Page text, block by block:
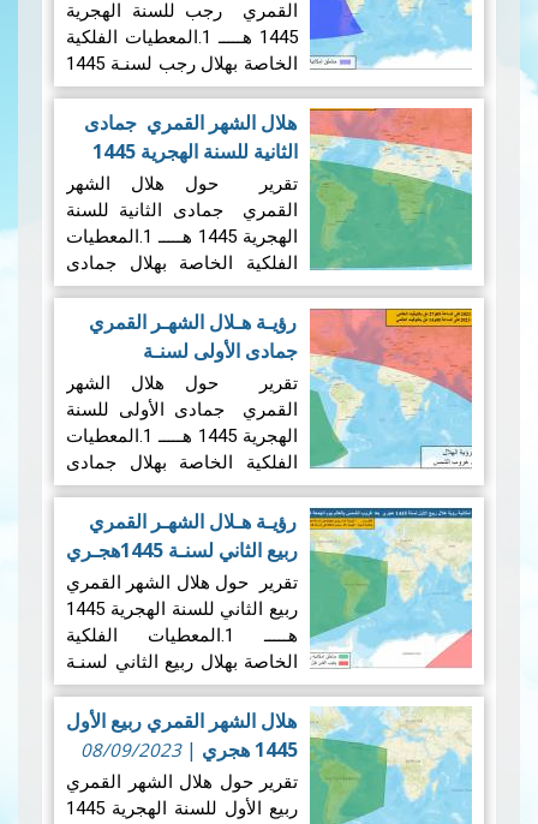
القمري رجب للسنة الهجرية
1445 هـــــ 1.المعطيات الفلكية
الخاصة بهلال رجب لسنـة 1445
هجـري 1.1 ​1الإقتران المركزي:
يحدث الاقتران المركزي بين
الشمس والقمر، وفق
الحسابات الفلكية، يوم الخميس
11 جانفي 2024 على…
قراءة
المزيد
هلال الشهر القمري جمادى
الثانية للسنة الهجرية 1445
هـــــ
13/12/2023
تقرير حول هلال الشهر
القمري جمادى الثانية للسنة
الهجرية 1445 هـــــ 1.المعطيات
الفلكية الخاصة بهلال جمادى
1الإقتران المركزي: ستجرى
عملية رصد هلال شهر جمادى
الثانية بعد غروب شمس يوم
الأربعاء 13 ديسمبر…
قراءة المزيد
رؤيـة هـلال الشهـر القمري
جمادى الأولى لسنـة
1445هجـري
|
10/11/2023
تقرير حول هلال الشهر
القمري جمادى الأولى للسنة
الهجرية 1445 هـــــ 1.المعطيات
الفلكية الخاصة بهلال جمادى
الأولى لسنـة 1445 هجـري 1.1
​1الإقتران المركزي: ستجرى
عملية رصد هلال بداية شهر
جمادى الأولى لسنة 1445
هجري بعد غروب شمس يوم…
قراءة المزيد
رؤيـة هـلال الشهـر القمري
ربيع الثاني لسنـة 1445هجـري
|
13/10/2023
تقرير حول هلال الشهر القمري
ربيع الثاني للسنة الهجرية 1445
هـــــ 1.المعطيات الفلكية
الخاصة بهلال ربيع الثاني لسنـة
1445 هجـري 1.1 ​1الإقتران
المركزي: ستجرى عملية رصد
هلال بداية شهر ربيع الثاني
لسنة 1445 هجري بعد غروب
شمس يوم السبت…قراءة المزيد
هلال الشهر القمري ربيع الأول
1445 هجري
|
08/09/2023
تقرير حول هلال الشهر القمري
ربيع الأول للسنة الهجرية 1445